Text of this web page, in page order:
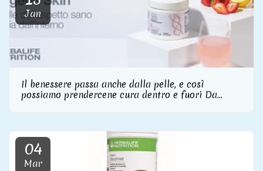
Jan
Il benessere passa anche dalla pelle, e così
possiamo prendercene cura dentro e fuori Da
04
Mar